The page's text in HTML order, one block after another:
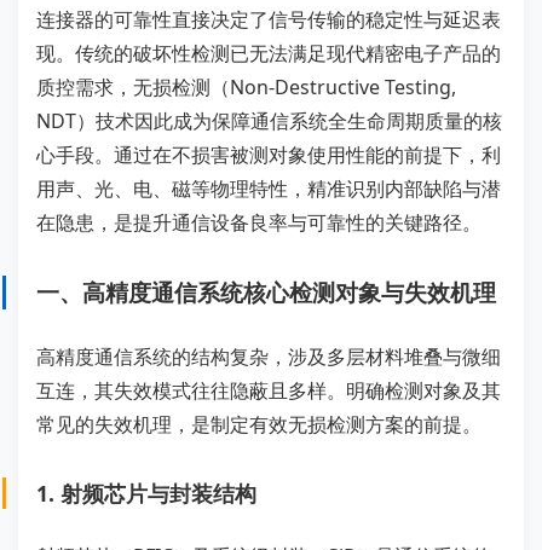
连接器的可靠性直接决定了信号传输的稳定性与延迟表
现。传统的破坏性检测已无法满足现代精密电子产品的
质控需求，无损检测（Non-Destructive Testing,
NDT）技术因此成为保障通信系统全生命周期质量的核
心手段。通过在不损害被测对象使用性能的前提下，利
用声、光、电、磁等物理特性，精准识别内部缺陷与潜
在隐患，是提升通信设备良率与可靠性的关键路径。
一、高精度通信系统核心检测对象与失效机理
高精度通信系统的结构复杂，涉及多层材料堆叠与微细
互连，其失效模式往往隐蔽且多样。明确检测对象及其
常见的失效机理，是制定有效无损检测方案的前提。
1. 射频芯片与封装结构